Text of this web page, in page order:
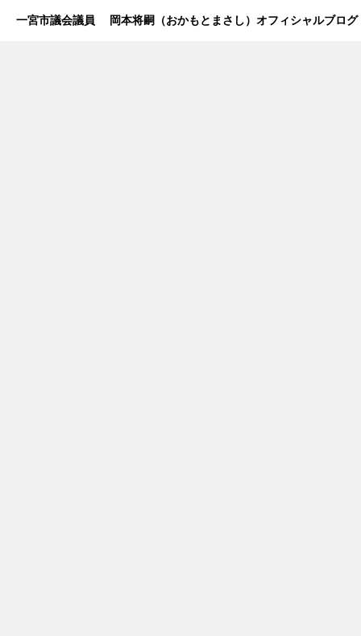
一宮市議会議員 岡本将嗣（おかもとまさし）オフィシャルブログ